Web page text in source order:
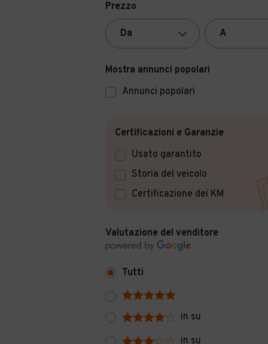
Prezzo
Mostra annunci popolari
Annunci popolari
Certificazioni e Garanzie
Usato garantito
Storia del veicolo
Certificazione dei KM
Valutazione del venditore
Tutti
in su
in su